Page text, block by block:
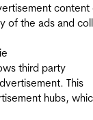
content
of the ads and
third party
This
hubs,